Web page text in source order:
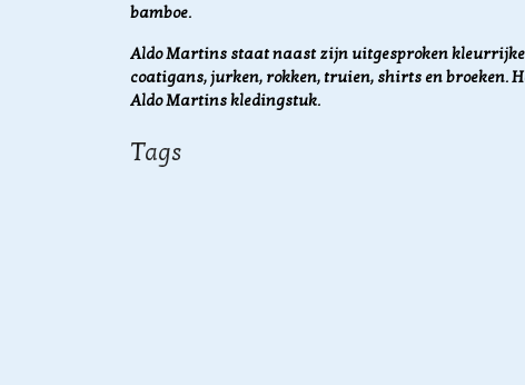
bamboe.
Aldo Martins staat naast zijn uitgesproken kleurrijke
coatigans, jurken, rokken, truien, shirts en broeken.
Aldo Martins kledingstuk.
Tags